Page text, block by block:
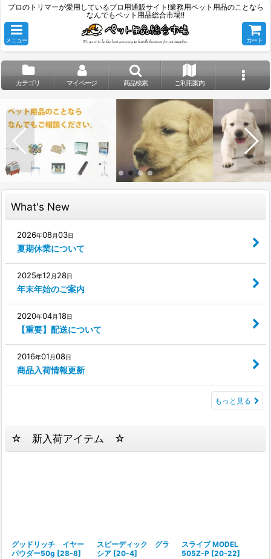
プロのトリマーが愛用しているプロ用通販サイト!業務用ペット用品のことなら
なんでもペット用品総合市場!!
メニュー カート
カテゴリ マイページ 商品検索 ご利用案内
What's New
2026年08月03日
夏期休業について
2025年12 月 28日
年末年始のご案内
2020年04月18日
【重要】配送について
2016年01 月08日
商品入荷情報更新
もっと見る
☆ 新入荷アイテム ☆
グッドリッチ イヤー
パウダー50g [28-8]
スピーディック グラ
シア [20-4]
スライブ MODEL
505Z-P [20-22]